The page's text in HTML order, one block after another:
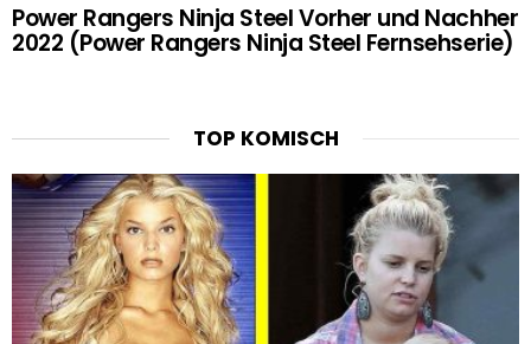
Power Rangers Ninja Steel Vorher und Nachher
2022 (Power Rangers Ninja Steel Fernsehserie)
TOP KOMISCH